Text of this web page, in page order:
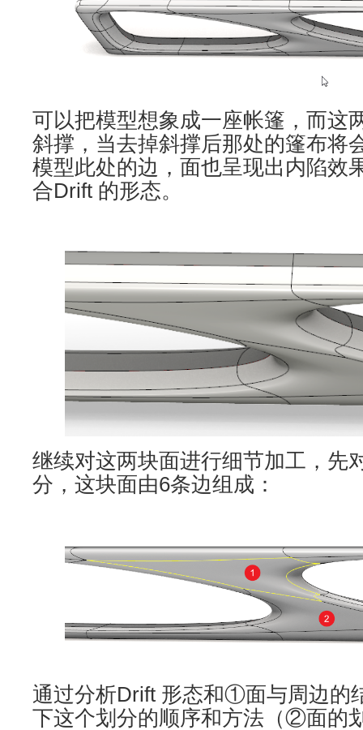
可以把模型想象成一座帐篷，而这
斜撑，当去掉斜撑后那处的篷布将
模型此处的边，面也呈现出内陷效
合Drift 的形态。
继续对这两块面进行细节加工，先
分，这块面由6条边组成：
通过分析Drift 形态和①面与周边的
下这个划分的顺序和方法（②面的